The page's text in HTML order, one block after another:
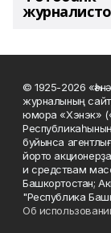
© 1925-2026
журналының
юмора «Хэнэк»
буйынса
йорто
и средствам
Башкортостан;
"Республика
Об